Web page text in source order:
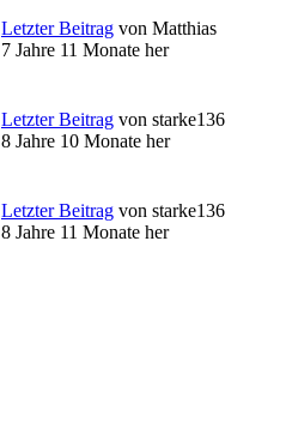
Letzter Beitrag von Matthias
7 Jahre 11 Monate her
Letzter Beitrag von starke136
8 Jahre 10 Monate her
Letzter Beitrag von starke136
8 Jahre 11 Monate her